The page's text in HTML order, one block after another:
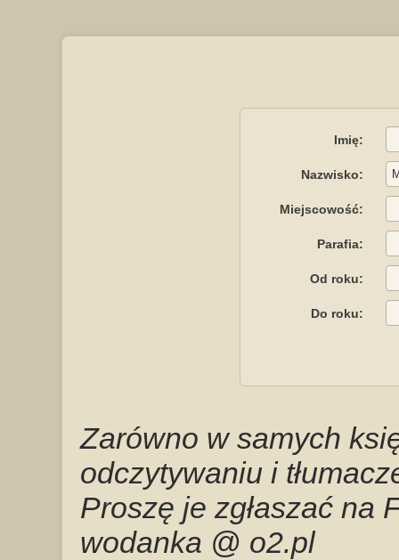
Imię:
Nazwisko:
Miejscowość:
Parafia:
Od roku:
Do roku:
Zarówno w samych
odczytywaniu i
Proszę je zgłaszać na
wodanka @ o2.pl